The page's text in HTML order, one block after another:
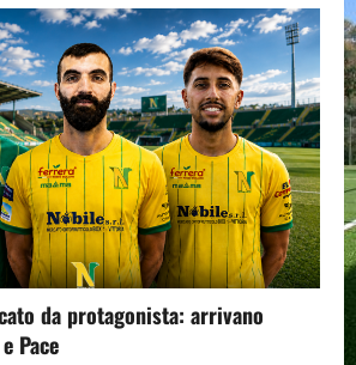
da protagonista: arrivano
Pace